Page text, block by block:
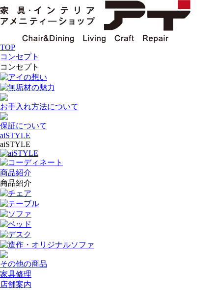
TOP
コンセプト
コンセプト
アイの想い
無垢材の魅力
お手入れ方法について
保証について
aiSTYLE
aiSTYLE
aiSTYLE
コーディネート
商品紹介
商品紹介
チェア
テーブル
ソファ
ベッド
デスク
造作・オリジナルソファ
その他の商品
家具修理
店舗案内